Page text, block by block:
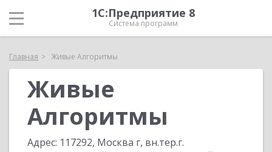
1С:Предприятие 8
Система программ
Главная Живые Алгоритмы
Живые
Алгоритмы
Адрес: 117292, Москва г, вн.тер.г.